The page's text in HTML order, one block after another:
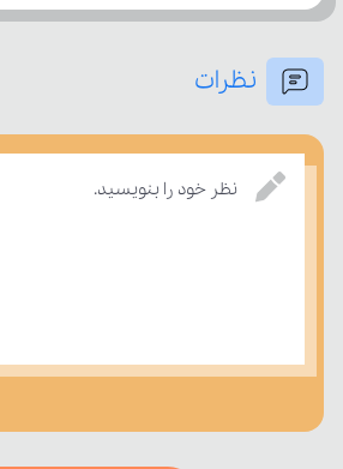
بسنجند.
نظرات
نظر خود را بنویسید.